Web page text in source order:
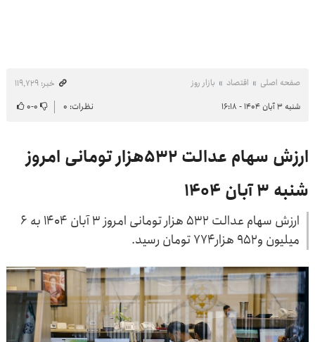
صفحه اصلی اقتصاد بازار روز
خبر: ۱۱۹٬۷۲۹
شنبه ۳ آبان ۱۴۰۴ - ۱۶:۱۸
نظرات: ۰ ۰-۰
ارزش سهام عدالت ۵۳۲هزار تومانی امروز
شنبه ۳ آبان ۱۴۰۴
ارزش سهام عدالت ۵۳۲ هزار تومانی امروز ۳ آبان ۱۴۰۴ به ۶
میلیون و۹۵۲ هزار۷۷۴ تومان رسید.